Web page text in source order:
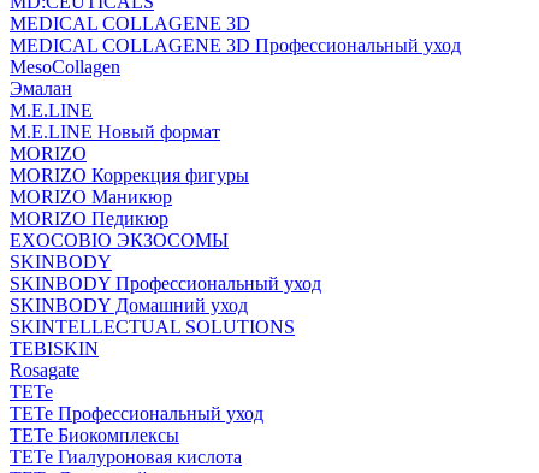
MEDICAL COLLAGENE 3D
MEDICAL COLLAGENE 3D Профессиональный уход
MesoCollagen
Эмалан
M.E.LINE
M.E.LINE Новый формат
MORIZO
MORIZO Коррекция фигуры
MORIZO Маникюр
MORIZO Педикюр
EXOCOBIO ЭКЗОСОМЫ
SKINBODY
SKINBODY Профессиональный уход
SKINBODY Домашний уход
SKINTELLECTUAL SOLUTIONS
TEBISKIN
Rosagate
TETe
TETe Профессиональный уход
TETe Биокомплексы
TETe Гиалуроновая кислота